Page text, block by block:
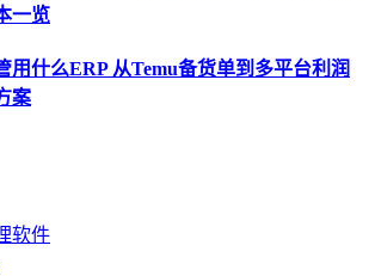
一览
用什么ERP 从Temu备货单到多平台利润
案
软件